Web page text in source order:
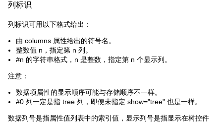
列标识
列标识可用以下格式给出：
由 columns 属性给出的符号名。
整数值 n，指定第 n 列。
#n 的字符串格式，n 是整数，指定第 n 个显示列。
注意：
数据项属性的显示顺序可能与存储顺序不一样。
#0 列一定是指 tree 列，即便未指定 show="tree" 也是一样。
数据列号是指属性值列表中的索引值，显示列号是指显示在树控件